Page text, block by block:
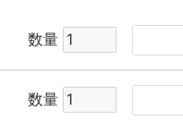
数量
数量